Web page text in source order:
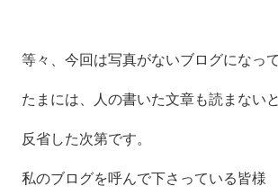
等々、今回は写真がないブログになっ
たまには、人の書いた文章も読まない
反省した次第です。
私のブログを呼んで下さっている皆様